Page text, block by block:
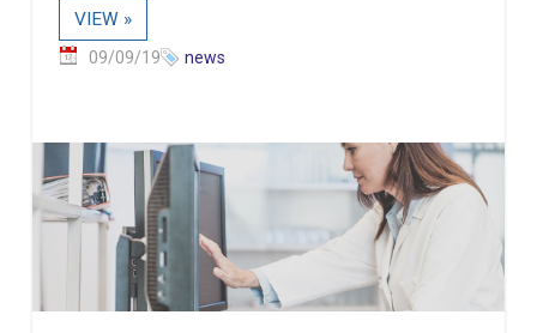
VIEW »
09/09/19 news